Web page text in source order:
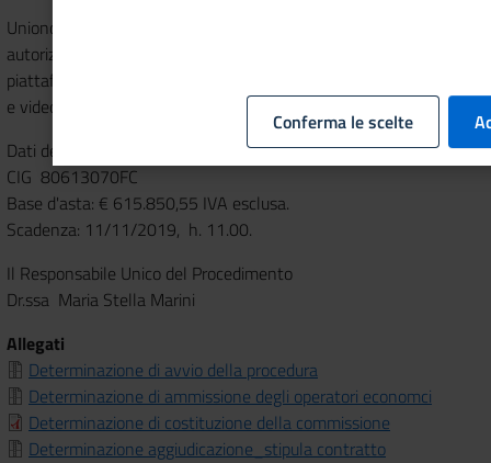
Unioncamere, con determinazione n. 285 del 9 ottobre 2019, ha
autorizzato l’avvio di una procedura negoziata sottosoglia sulla
piattaforma MEPA per l'affidamento dei servizi di vigilanza armata
e videosorveglianza delle sedi di UNIONCAMERE.
Dati della procedura:
CIG 80613070FC
Base d'asta: € 615.850,55 IVA esclusa.
Scadenza: 11/11/2019, h. 11.00.
Il Responsabile Unico del Procedimento
Dr.ssa Maria Stella Marini
Allegati
Determinazione di avvio della procedura
Determinazione di ammissione degli operatori economci
Determinazione di costituzione della commissione
Determinazione aggiudicazione_stipula contratto
Conferma le scelte